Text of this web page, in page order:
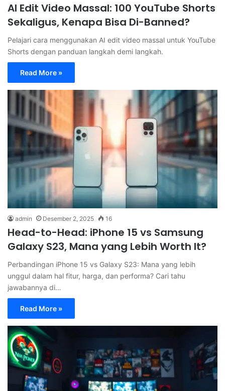
AI Edit Video Massal: 100 YouTube Shorts
Sekaligus, Kenapa Bisa Di-Banned?
Pelajari cara menggunakan AI edit video massal untuk YouTube
Shorts dengan panduan langkah demi langkah.
Read More »
admin Desember 2, 2025 16
Head-to-Head: iPhone 15 vs Samsung
Galaxy S23, Mana yang Lebih Worth It?
Perbandingan iPhone 15 vs Galaxy S23: Mana yang lebih
unggul dalam hal fitur, harga, dan performa? Cari tahu
jawabannya di…
Read More »